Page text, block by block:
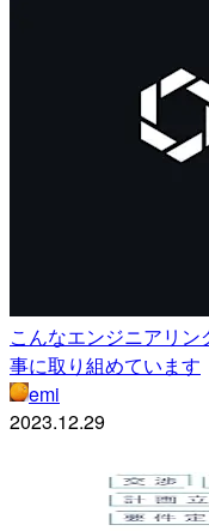
こんなエンジニアリ
事に取り組めています
emi
2023.12.29